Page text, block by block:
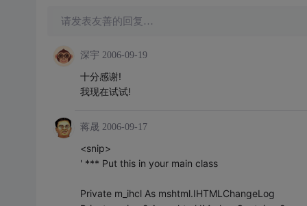
请发表友善的回复…
深宇 2006-09-19
十分感谢!
我现在试试!
蒋晟 2006-09-17
<snip>
' *** Put this in your main class
Private m_ihcl As mshtml.IHTMLChangeLog